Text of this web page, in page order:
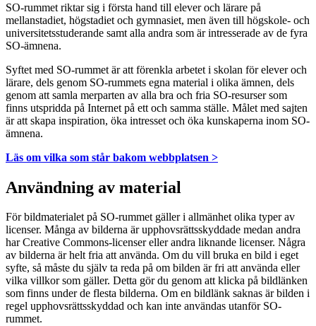
SO-rummet riktar sig i första hand till elever och lärare på
mellanstadiet, högstadiet och gymnasiet, men även till högskole- och
universitetsstuderande samt alla andra som är intresserade av de fyra
SO-ämnena.
Syftet med SO-rummet är att förenkla arbetet i skolan för elever och
lärare, dels genom SO-rummets egna material i olika ämnen, dels
genom att samla merparten av alla bra och fria SO-resurser som
finns utspridda på Internet på ett och samma ställe. Målet med sajten
är att skapa inspiration, öka intresset och öka kunskaperna inom SO-
ämnena.
Läs om vilka som står bakom webbplatsen >
Användning av material
För bildmaterialet på SO-rummet gäller i allmänhet olika typer av
licenser. Många av bilderna är upphovsrättsskyddade medan andra
har Creative Commons-licenser eller andra liknande licenser. Några
av bilderna är helt fria att använda. Om du vill bruka en bild i eget
syfte, så måste du själv ta reda på om bilden är fri att använda eller
vilka villkor som gäller. Detta gör du genom att klicka på bildlänken
som finns under de flesta bilderna. Om en bildlänk saknas är bilden i
regel upphovsrättsskyddad och kan inte användas utanför SO-
rummet.